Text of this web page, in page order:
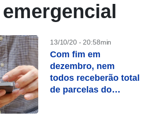
13/10/20 - 20:58min
Com fim em
dezembro, nem
todos receberão total
de parcelas do